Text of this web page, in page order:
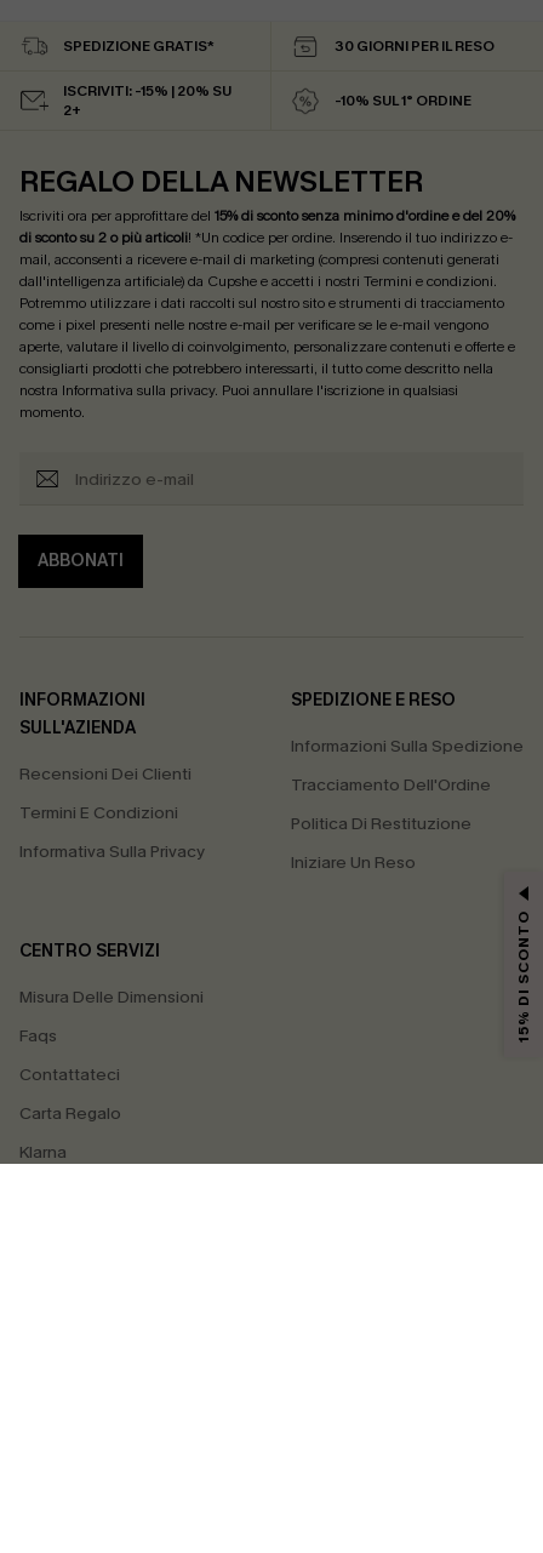
SPEDIZIONE GRATIS* 30 GIORNI PER IL RESO
ISCRIVITI: -15% | 20% SU
2+
-10% SUL 1° ORDINE
REGALO DELLA NEWSLETTER
Iscriviti ora per approfittare del 15% di sconto senza minimo d'ordine e del 20%
di sconto su 2 o più articoli! *Un codice per ordine. Inserendo il tuo indirizzo e-
mail, acconsenti a ricevere e-mail di marketing (compresi contenuti generati
dall'intelligenza artificiale) da Cupshe e accetti i nostri Termini e condizioni.
Potremmo utilizzare i dati raccolti sul nostro sito e strumenti di tracciamento
come i pixel presenti nelle nostre e-mail per verificare se le e-mail vengono
aperte, valutare il livello di coinvolgimento, personalizzare contenuti e offerte e
consigliarti prodotti che potrebbero interessarti, il tutto come descritto nella
nostra Informativa sulla privacy. Puoi annullare l'iscrizione in qualsiasi
momento.
ABBONATI
INFORMAZIONI
SULL'AZIENDA
Recensioni Dei Clienti
Termini E Condizioni
Informativa Sulla Privacy
SPEDIZIONE E RESO
Informazioni Sulla Spedizione
Tracciamento Dell'Ordine
Politica Di Restituzione
Iniziare Un Reso
CENTRO SERVIZI
Misura Delle Dimensioni
Faqs
Contattateci
Carta Regalo
Klarna
15% DI SCONTO